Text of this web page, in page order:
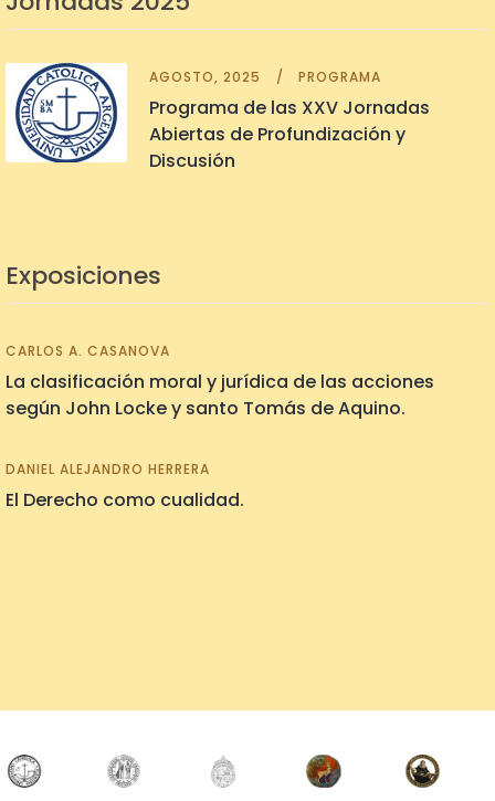
AGOSTO, 2025 PROGRAMA
Programa de las XXV Jornadas
Abiertas de Profundización y
Discusión
Exposiciones
CARLOS A. CASANOVA
La clasificación moral y jurídica de las acciones
según John Locke y santo Tomás de Aquino.
DANIEL ALEJANDRO HERRERA
El Derecho como cualidad.